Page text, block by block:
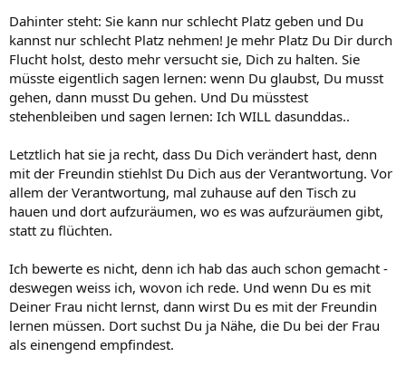
Dahinter steht: Sie kann nur schlecht Platz geben und Du
kannst nur schlecht Platz nehmen! Je mehr Platz Du Dir durch
Flucht holst, desto mehr versucht sie, Dich zu halten. Sie
müsste eigentlich sagen lernen: wenn Du glaubst, Du musst
gehen, dann musst Du gehen. Und Du müsstest
stehenbleiben und sagen lernen: Ich WILL dasunddas..
Letztlich hat sie ja recht, dass Du Dich verändert hast, denn
mit der Freundin stiehlst Du Dich aus der Verantwortung. Vor
allem der Verantwortung, mal zuhause auf den Tisch zu
hauen und dort aufzuräumen, wo es was aufzuräumen gibt,
statt zu flüchten.
Ich bewerte es nicht, denn ich hab das auch schon gemacht -
deswegen weiss ich, wovon ich rede. Und wenn Du es mit
Deiner Frau nicht lernst, dann wirst Du es mit der Freundin
lernen müssen. Dort suchst Du ja Nähe, die Du bei der Frau
als einengend empfindest.